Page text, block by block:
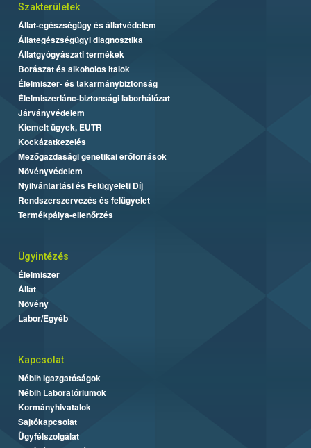
Szakterületek
Állat-egészségügy és állatvédelem
Állategészségügyi diagnosztika
Állatgyógyászati termékek
Borászat és alkoholos italok
Élelmiszer- és takarmánybiztonság
Élelmiszerlánc-biztonsági laborhálózat
Járványvédelem
Kiemelt ügyek, EUTR
Kockázatkezelés
Mezőgazdasági genetikai erőforrások
Növényvédelem
Nyilvántartási és Felügyeleti Díj
Rendszerszervezés és felügyelet
Termékpálya-ellenőrzés
Ügyintézés
Élelmiszer
Állat
Növény
Labor/Egyéb
Kapcsolat
Nébih Igazgatóságok
Nébih Laboratóriumok
Kormányhivatalok
Sajtókapcsolat
Ügyfélszolgálat